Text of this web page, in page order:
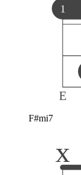
E
1
F#mi7
x